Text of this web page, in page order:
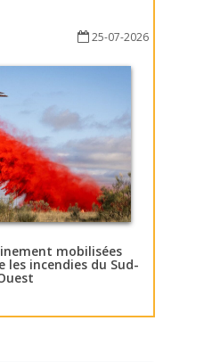
25-07-2026
mobilisées
incendies du Sud-